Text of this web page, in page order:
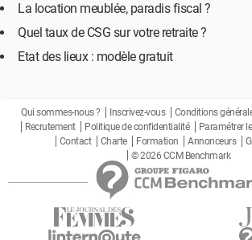
La location meublée, paradis fiscal ?
Quel taux de CSG sur votre retraite ?
Etat des lieux : modèle gratuit
Qui sommes-nous ? Inscrivez-vous Conditions
Recrutement
Politique de confidentialité Paramétrer
Contact
Charte Formation Annonceurs
© 2026 CCM Benchmark